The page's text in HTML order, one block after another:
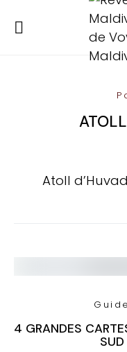
Atoll
4 GRANDES
SUD